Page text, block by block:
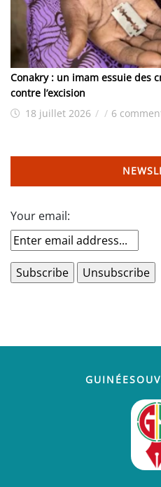
Conakry : un imam essuie des
contre l’excision
18 juillet 2026 / / 6
Your email: